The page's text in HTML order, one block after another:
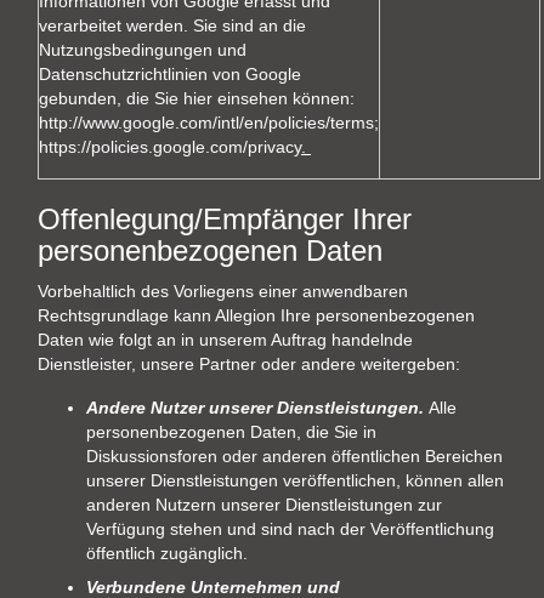
verarbeitet werden. Sie sind an die
Nutzungsbedingungen und
Datenschutzrichtlinien von Google
gebunden, die Sie hier einsehen können:
http://www.google.com/intl/en/policies/terms;
https://policies.google.com/privacy.
Offenlegung/Empfänger Ihrer
personenbezogenen Daten
Vorbehaltlich des Vorliegens einer anwendbaren
Rechtsgrundlage kann Allegion Ihre personenbezogenen
Daten wie folgt an in unserem Auftrag handelnde
Dienstleister, unsere Partner oder andere weitergeben:
Andere Nutzer unserer Dienstleistungen. Alle
personenbezogenen Daten, die Sie in
Diskussionsforen oder anderen öffentlichen Bereichen
unserer Dienstleistungen veröffentlichen, können allen
anderen Nutzern unserer Dienstleistungen zur
Verfügung stehen und sind nach der Veröffentlichung
öffentlich zugänglich.
Verbundene Unternehmen und